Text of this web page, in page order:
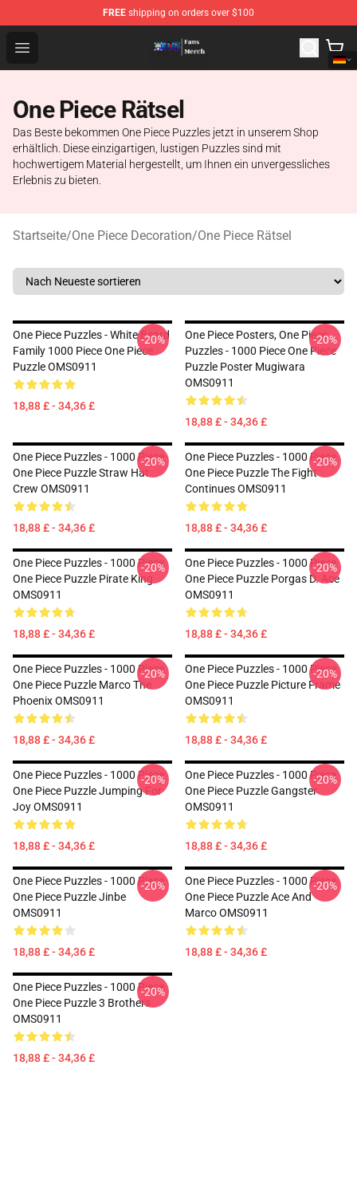
FREE shipping on orders over $100
Open menu
One Piece Store - Official One Piece Merchandise Shop
One Piece Rätsel
Das Beste bekommen One Piece Puzzles jetzt in unserem Shop
erhältlich. Diese einzigartigen, lustigen Puzzles sind mit
hochwertigem Material hergestellt, um Ihnen ein unvergessliches
Erlebnis zu bieten.
Startseite/One Piece Decoration/One Piece Rätsel
One Piece Puzzles - White Beard
Family 1000 Piece One Piece
Puzzle OMS0911
18,88 £ - 34,36 £
-20%
One Piece Posters, One Piece
Puzzles - 1000 Piece One Piece
Puzzle Poster Mugiwara
OMS0911
18,88 £ - 34,36 £
-20%
One Piece Puzzles - 1000 Piece
One Piece Puzzle Straw Hat
Crew OMS0911
18,88 £ - 34,36 £
-20%
One Piece Puzzles - 1000 Piece
One Piece Puzzle The Fight
Continues OMS0911
18,88 £ - 34,36 £
-20%
One Piece Puzzles - 1000 Piece
One Piece Puzzle Pirate King
OMS0911
18,88 £ - 34,36 £
-20%
One Piece Puzzles - 1000 Piece
One Piece Puzzle Porgas D. Ace
OMS0911
18,88 £ - 34,36 £
-20%
One Piece Puzzles - 1000 Piece
One Piece Puzzle Marco The
Phoenix OMS0911
18,88 £ - 34,36 £
-20%
One Piece Puzzles - 1000 Piece
One Piece Puzzle Picture Frame
OMS0911
18,88 £ - 34,36 £
-20%
One Piece Puzzles - 1000 Piece
One Piece Puzzle Jumping For
Joy OMS0911
18,88 £ - 34,36 £
-20%
One Piece Puzzles - 1000 Piece
One Piece Puzzle Gangster
OMS0911
18,88 £ - 34,36 £
-20%
One Piece Puzzles - 1000 Piece
One Piece Puzzle Jinbe
OMS0911
18,88 £ - 34,36 £
-20%
One Piece Puzzles - 1000 Piece
One Piece Puzzle Ace And
Marco OMS0911
18,88 £ - 34,36 £
-20%
One Piece Puzzles - 1000 Piece
One Piece Puzzle 3 Brothers
OMS0911
18,88 £ - 34,36 £
-20%